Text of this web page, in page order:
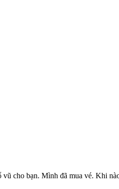
cho bạn. Mình đã mua vé. Khi